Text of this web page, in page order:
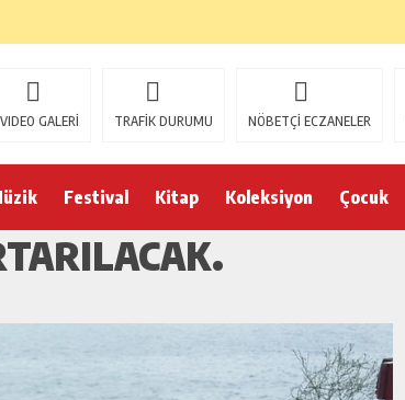
VIDEO GALERİ TRAFİK DURUMU NÖBETÇİ ECZANELER
Festival Kitap Koleksiyon Çocuk